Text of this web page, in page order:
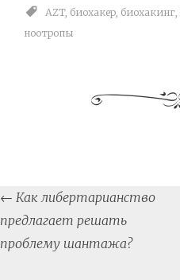
AZT, биохакер биохакинг
ноотропы
Post
navigation
← Как либертарианство
предлагает решать
проблему шантажа?